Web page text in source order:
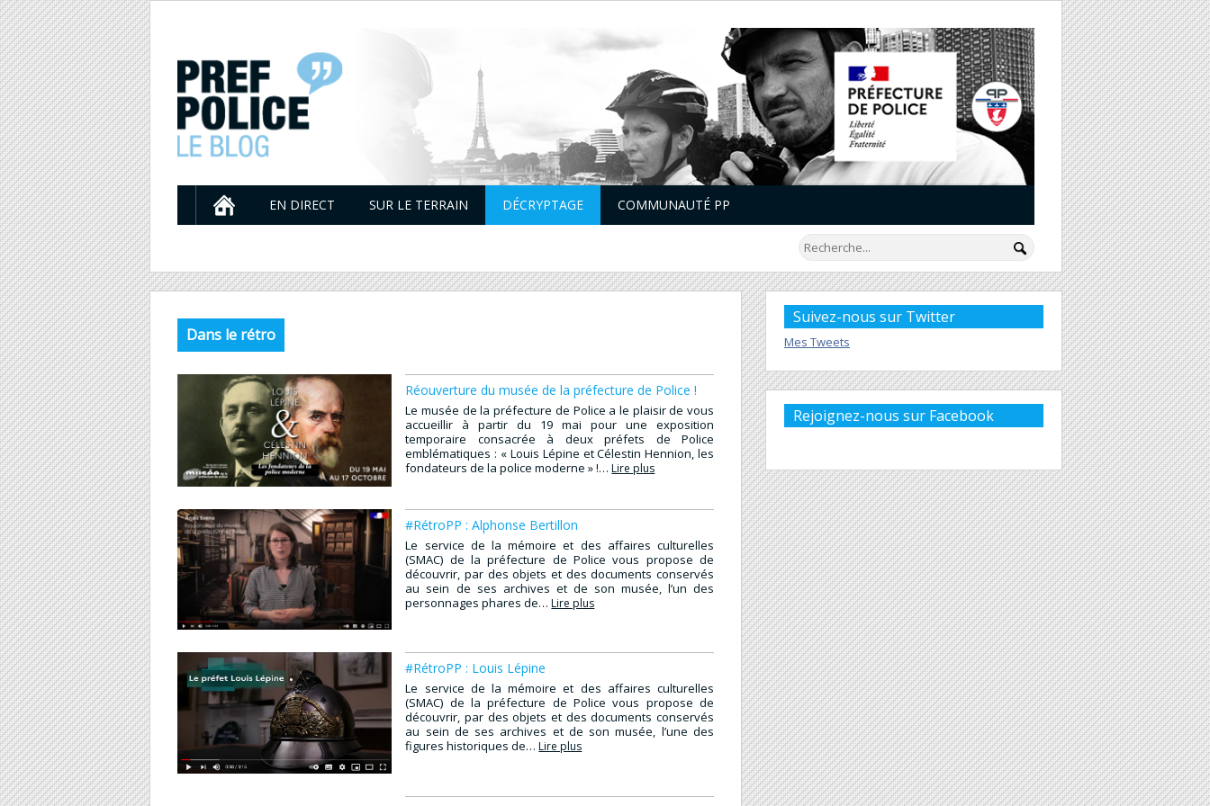
EN DIRECT SUR LE TERRAIN DÉCRYPTAGE COMMUNAUTÉ PP
Dans le rétro
Réouverture du musée de la préfecture de Police !
Le musée de la préfecture de Police a le plaisir de vous
accueillir à partir du 19 mai pour une exposition
temporaire consacrée à deux préfets de Police
emblématiques : « Louis Lépine et Célestin Hennion, les
fondateurs de la police moderne » !…Lire plus
#RétroPP : Alphonse Bertillon
Le service de la mémoire et des affaires culturelles
(SMAC) de la préfecture de Police vous propose de
découvrir, par des objets et des documents conservés
au sein de ses archives et de son musée, l’un des
personnages phares de…Lire plus
#RétroPP : Louis Lépine
Le service de la mémoire et des affaires culturelles
(SMAC) de la préfecture de Police vous propose de
découvrir, par des objets et des documents conservés
au sein de ses archives et de son musée, l’une des
figures historiques de…Lire plus
Suivez-nous sur Twitter
Mes Tweets
Rejoignez-nous sur Facebook